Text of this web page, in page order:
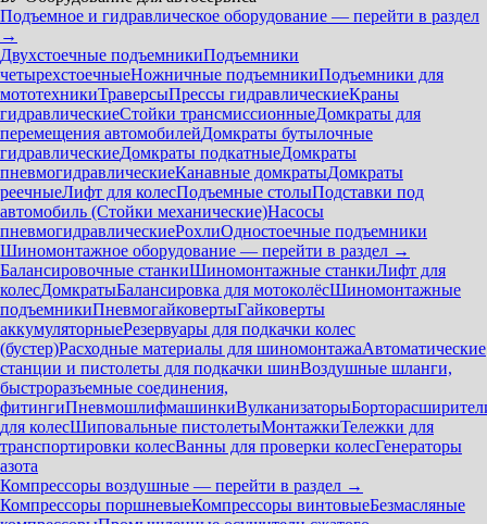
Подъемное и гидравлическое оборудование — перейти в раздел
→
Двухстоечные подъемникиПодъемники
четырехстоечныеНожничные подъемникиПодъемники для
мототехникиТраверсыПрессы гидравлическиеКраны
гидравлическиеСтойки трансмиссионныеДомкраты для
перемещения автомобилейДомкраты бутылочные
гидравлическиеДомкраты подкатныеДомкраты
пневмогидравлическиеКанавные домкратыДомкраты
реечныеЛифт для колесПодъемные столыПодставки под
автомобиль (Стойки механические)Насосы
пневмогидравлическиеРохлиОдностоечные подъемники
Шиномонтажное оборудование — перейти в раздел →
Балансировочные станкиШиномонтажные станкиЛифт для
колесДомкратыБалансировка для мотоколёсШиномонтажные
подъемникиПневмогайковертыГайковерты
аккумуляторныеРезервуары для подкачки колес
(бустер)Расходные материалы для шиномонтажаАвтоматические
станции и пистолеты для подкачки шинВоздушные шланги,
быстроразъемные соединения,
фитингиПневмошлифмашинкиВулканизаторы
для колесШиповальные пистолетыМонтажкиТележки для
транспортировки колесВанны для проверки колесГенераторы
азота
Компрессоры воздушные — перейти в раздел →
Компрессоры поршневыеКомпрессоры винтовыеБезмасляные